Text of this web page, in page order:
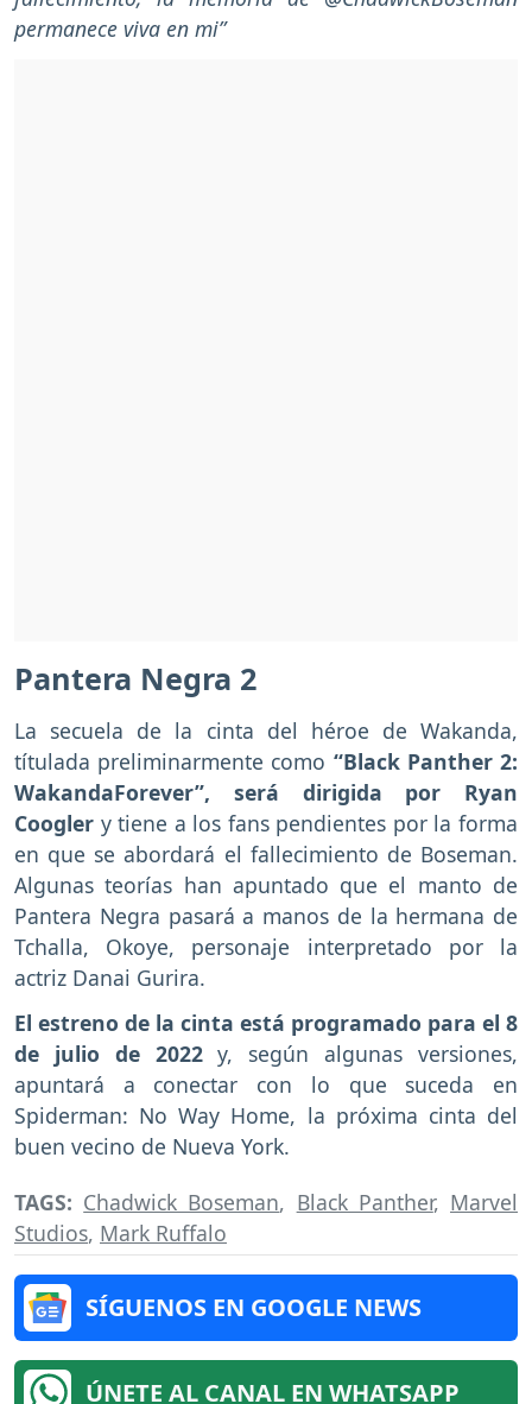
permanece viva en mi”
Pantera Negra 2
La secuela de la cinta del héroe de Wakanda,
títulada preliminarmente como “Black Panther 2:
WakandaForever”, será dirigida por Ryan
Coogler y tiene a los fans pendientes por la forma
en que se abordará el fallecimiento de Boseman.
Algunas teorías han apuntado que el manto de
Pantera Negra pasará a manos de la hermana de
Tchalla, Okoye, personaje interpretado por la
actriz Danai Gurira.
El estreno de la cinta está programado para el 8
de julio de 2022y, según algunas versiones,
apuntará a conectar con lo que suceda en
Spiderman: No Way Home, la próxima cinta del
buen vecino de Nueva York.
TAGS: Chadwick Boseman, Black Panther, Marvel
Studios, Mark Ruffalo
SÍGUENOS EN GOOGLE NEWS
ÚNETE AL CANAL EN WHATSAPP